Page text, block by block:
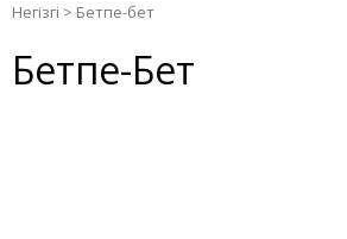
Негізгі > Бетпе-бет
Бетпе-Бет